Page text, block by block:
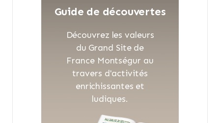
Guide de découvertes
Découvrez les valeurs
du Grand Site de
France Montségur au
travers d'activités
enrichissantes et
ludiques.